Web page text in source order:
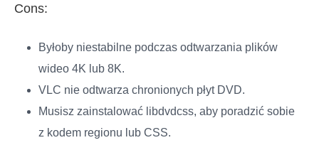
Cons:
Byłoby niestabilne podczas odtwarzania plików
wideo 4K lub 8K.
VLC nie odtwarza chronionych płyt DVD.
Musisz zainstalować libdvdcss, aby poradzić sobie
z kodem regionu lub CSS.